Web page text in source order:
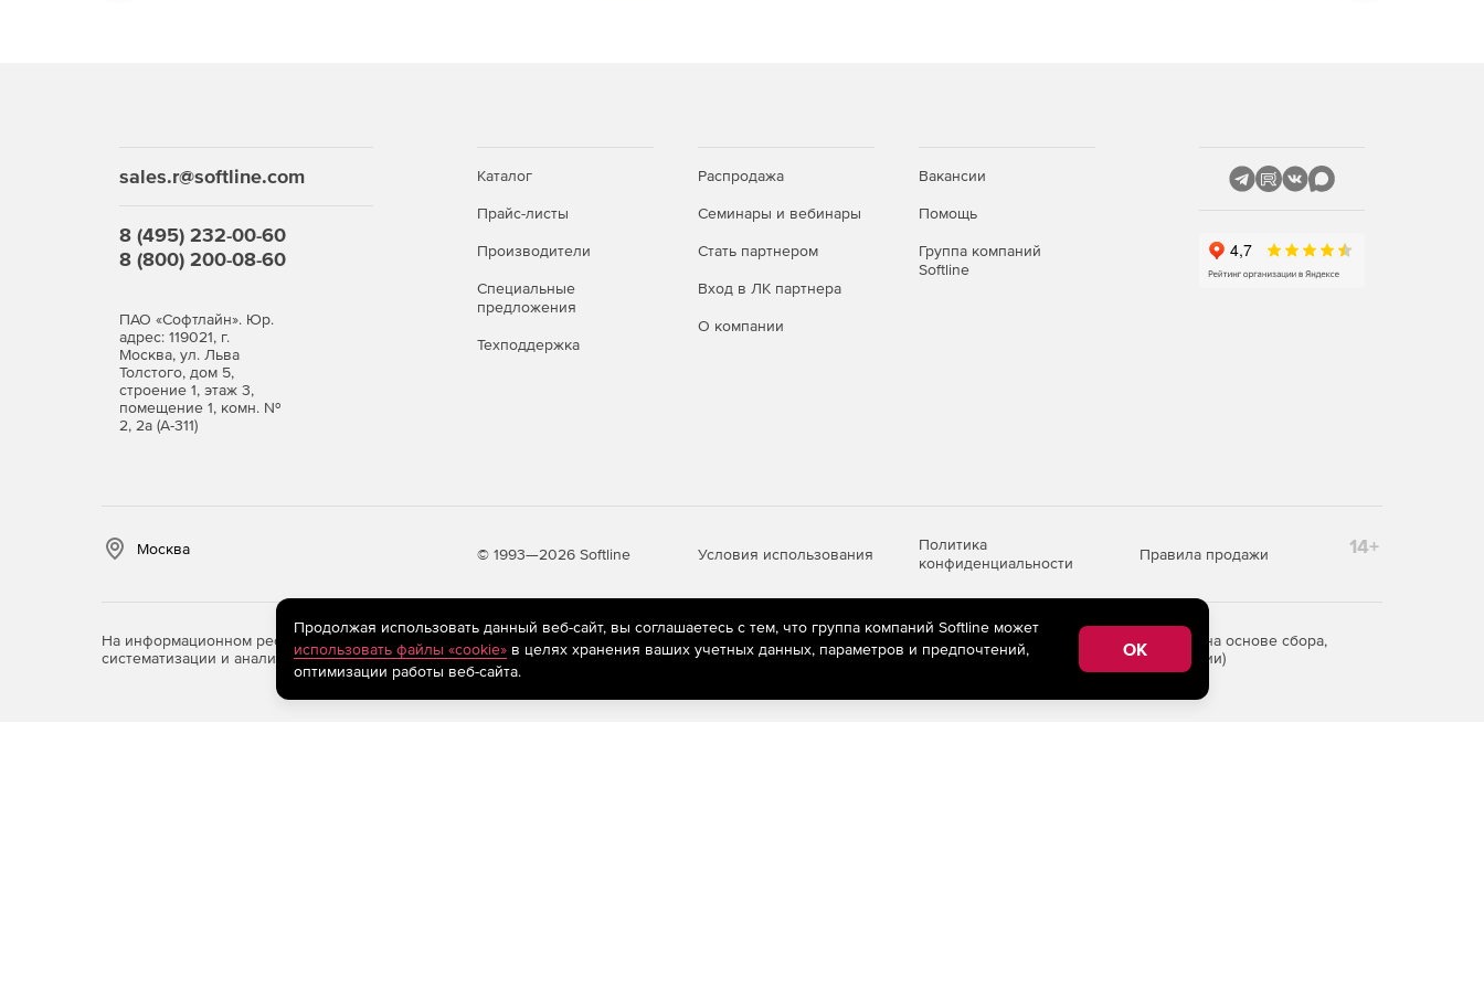
sales.r@softline.com
8 (495) 232-00-60
8 (800) 200-08-60
ПАО «Софтлайн». Юр.
адрес: 119021, г.
Москва, ул. Льва
Толстого, дом 5,
строение 1, этаж 3,
помещение 1, комн. №
2, 2а (А-311)
Каталог
Прайс-листы
Производители
Специальные
предложения
Техподдержка
Распродажа
Семинары и вебинары
Стать партнером
Вход в ЛК партнера
О компании
Вакансии
Помощь
Группа компаний
Softline
Москва © 1993—2026 Softline Условия использования
Политика
конфиденциальности
Правила продажи 14+
На информационном ресурсе store.softline.ru применяются рекомендательные технологии
(информационные технологии предоставления информации на основе сбора,
систематизации и анализа сведений, относящихся к предпочтениям пользователей сети «Интернет», находящихся на территории Российской Федерации)
Продолжая использовать данный веб-сайт, вы соглашаетесь с тем, что группа компаний Softline может
использовать файлы «cookie»в целях хранения ваших учетных данных, параметров и предпочтений,
оптимизации работы веб-сайта.
OK